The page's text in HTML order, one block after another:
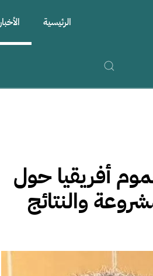
الرئيسية الأخبار
أفريقيا حول
والنتائج